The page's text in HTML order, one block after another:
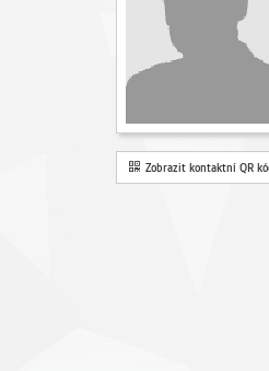
Zobrazit kontaktní QR